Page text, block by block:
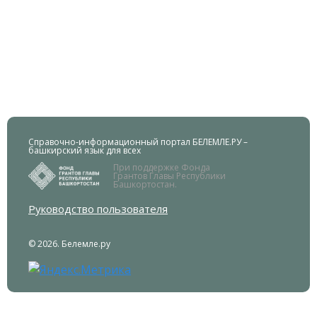
Справочно-информационный портал БЕЛЕМЛЕ.РУ –
башкирский язык для всех
При поддержке Фонда
Грантов Главы Республики
Башкортостан.
Руководство пользователя
© 2026. Белемле.ру